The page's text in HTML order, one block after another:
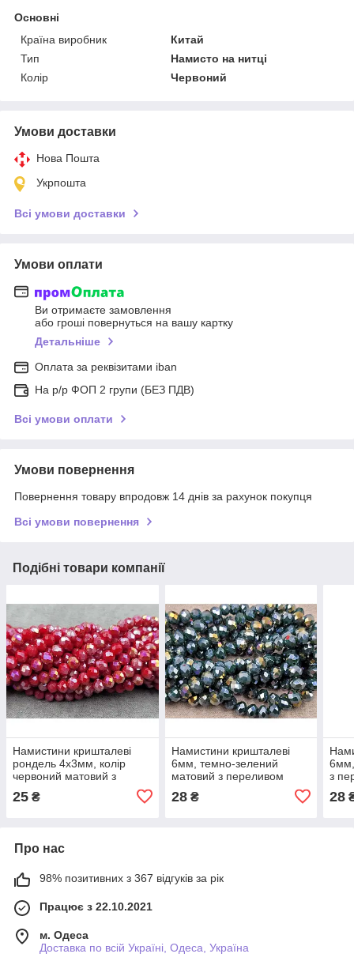
Основні
Країна виробник
Китай
Тип
Намисто на нитці
Колір
Червоний
Умови доставки
Нова Пошта
Укрпошта
Всі умови доставки
Умови оплати
Ви отримаєте замовлення
або гроші повернуться на вашу картку
Детальніше
Оплата за реквізитами iban
На р/р ФОП 2 групи (БЕЗ ПДВ)
Всі умови оплати
Умови повернення
Повернення товару впродовж 14 днів за рахунок покупця
Всі умови повернення
Подібні товари компанії
Намистини кришталеві
рондель 4х3мм, колір
червоний матовий з
25 ₴
Намистини кришталеві
6мм, темно-зелений
матовий з переливом
28₴
6мм,
з
28
Про нас
98% позитивних з 367 відгуків за рік
Працює з 22.10.2021
м. Одеса
Доставка по всій Україні, Одеса, Україна